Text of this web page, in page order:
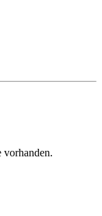
vorhanden.